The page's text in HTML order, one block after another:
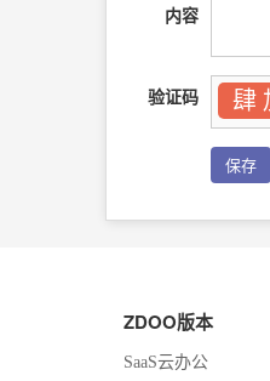
内容
验证码 肆
ZDOO版本
SaaS云办公